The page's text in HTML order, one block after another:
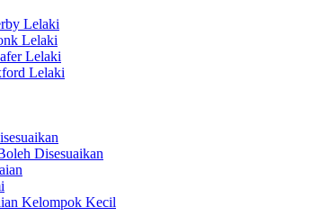
Lelaki
Lelaki
Lelaki
Lelaki
Disesuaikan
Kelompok Kecil